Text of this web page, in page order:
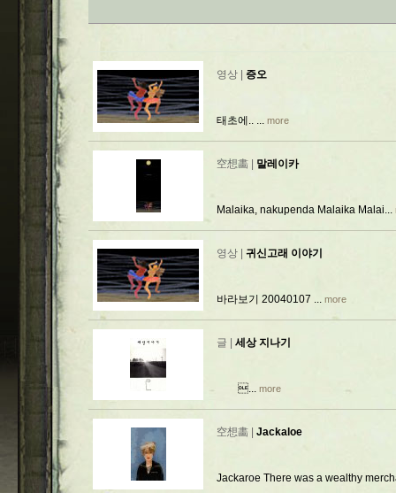
영상 | 증오
태초에.. ... more
空想畵 | 말레이카
Malaika, nakupenda Malaika Malai...
영상 | 귀신고래 이야기
바라보기 20040107 ... more
글 | 세상 지나기
... more
空想畵 | Jackaloe
Jackaroe There was a wealthy